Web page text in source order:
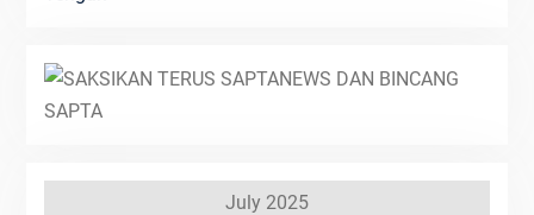
July 2025